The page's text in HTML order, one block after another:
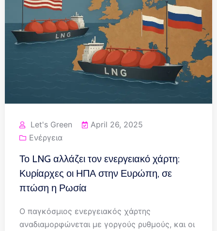
Let's Green
April 26, 2025
Ενέργεια
Το LNG αλλάζει τον ενεργειακό χάρτη:
Κυρίαρχες οι ΗΠΑ στην Ευρώπη, σε
πτώση η Ρωσία
Ο παγκόσμιος ενεργειακός χάρτης
αναδιαμορφώνεται με γοργούς ρυθμούς, και οι